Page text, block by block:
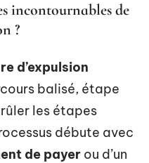
incontournables de
?
d’expulsion
balisé, étape
les étapes
débute avec
de payer ou d’un